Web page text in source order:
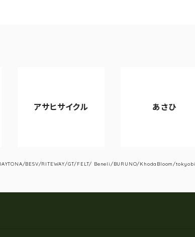
アサヒサイクル あさひ
BESV/RITEWAY/GT/FELT/ Beneli/BURUNO/KhodaBloom/